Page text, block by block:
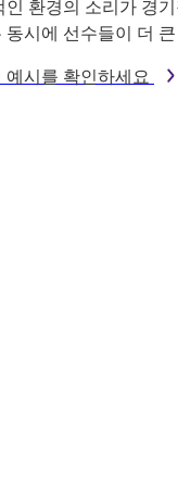
인 환경의 소리가 경
동시에 선수들이 더
예시를 확인하세요